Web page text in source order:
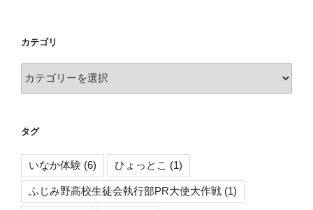
収
穫
体
ア
【ワ
イ
ン
カテゴリ
テ
タグ
いなか体験 (6) ひょっとこ (1)
ふじみ野高校生徒会執行部PR大使大作戦 (1)